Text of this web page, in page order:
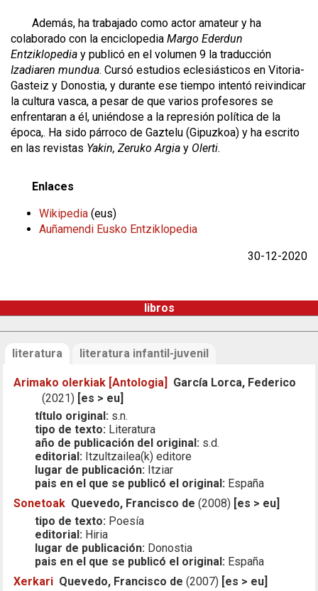
Además, ha trabajado como actor amateur y ha
colaborado con la enciclopedia Margo Ederdun
Entziklopedia y publicó en el volumen 9 la traducción
Izadiaren mundua. Cursó estudios eclesiásticos en Vitoria-
Gasteiz y Donostia, y durante ese tiempo intentó reivindicar
la cultura vasca, a pesar de que varios profesores se
enfrentaran a él, uniéndose a la represión política de la
época,. Ha sido párroco de Gaztelu (Gipuzkoa) y ha escrito
en las revistas Yakin, Zeruko Argia y Olerti.
Enlaces
Wikipedia (eus)
Auñamendi Eusko Entziklopedia
30-12-2020
libros
literatura literatura infantil-juvenil
Arimako olerkiak [Antologia]
García Lorca, Federico
(2021) [es > eu]
título original: s.n.
tipo de texto: Literatura
año de publicación del original: s.d.
editorial: Itzultzailea(k) editore
lugar de publicación: Itziar
pais en el que se publicó el original: España
Sonetoak Quevedo, Francisco de (2008) [es > eu]
tipo de texto: Poesía
editorial: Hiria
lugar de publicación: Donostia
pais en el que se publicó el original: España
Xerkari Quevedo, Francisco de (2007) [es > eu]